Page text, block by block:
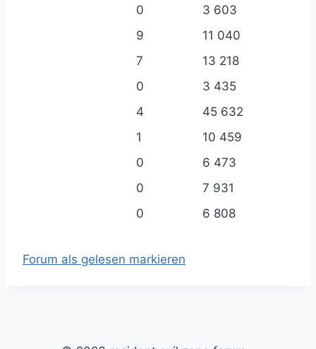
0
3 603
9
11 040
7
13 218
0
3 435
4
45 632
1
10 459
0
6 473
0
7 931
0
6 808
Forum als gelesen markieren